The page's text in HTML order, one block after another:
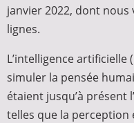
janvier 2022, dont
lignes.
L’intelligence artificielle
simuler la pensée
étaient jusqu’à présent
telles que la perception